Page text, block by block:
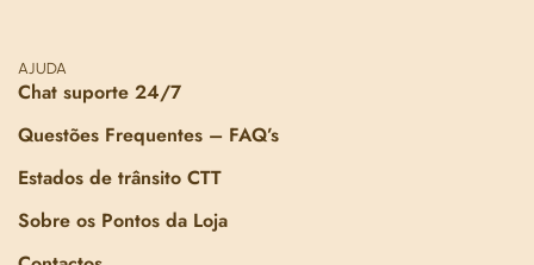
AJUDA
Chat suporte 24/7
Questões Frequentes – FAQ’s
Estados de trânsito CTT
Sobre os Pontos da Loja